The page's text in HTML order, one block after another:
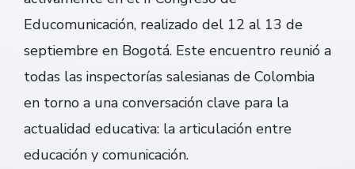
Educomunicación, realizado del 12 al 13 de
septiembre en Bogotá. Este encuentro reunió a
todas las inspectorías salesianas de Colombia
en torno a una conversación clave para la
actualidad educativa: la articulación entre
educación y comunicación.